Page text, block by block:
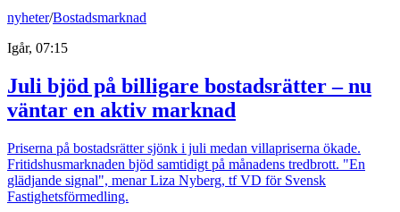
nyheter/Bostadsmarknad
Igår, 07:15
Juli bjöd på billigare bostadsrätter – nu
väntar en aktiv marknad
Priserna på bostadsrätter sjönk i juli medan villapriserna ökade.
Fritidshusmarknaden bjöd samtidigt på månadens tredbrott. "En
glädjande signal", menar Liza Nyberg, tf VD för Svensk
Fastighetsförmedling.